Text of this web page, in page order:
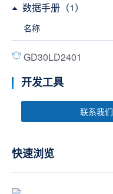
数据手册（1）
名称
GD30LD2401
开发工具
联系我们
快速浏览